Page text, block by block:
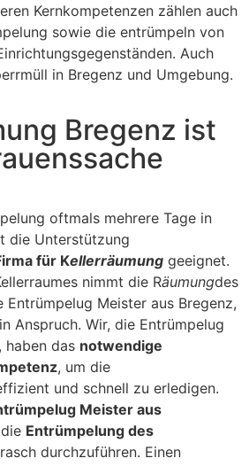
Kernkompetenzen zählen auch
sowie die entrümpeln von
Auch
in Bregenz und Umgebung.
Bregenz ist
oftmals mehrere Tage in
die Unterstützung
für Kellerräumung geeignet.
nimmt die Räumungdes
Entrümpelug Meister aus Bregenz,
Anspruch. Wir, die Entrümpelug
haben das notwendige
, um die
und schnell zu erledigen.
Meister aus
Entrümpelung des
durchzuführen. Einen